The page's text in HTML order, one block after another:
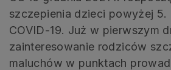
szczepienia dzieci powyżej 5.
COVID-19. Już w pierwszym
zainteresowanie rodziców
maluchów w punktach